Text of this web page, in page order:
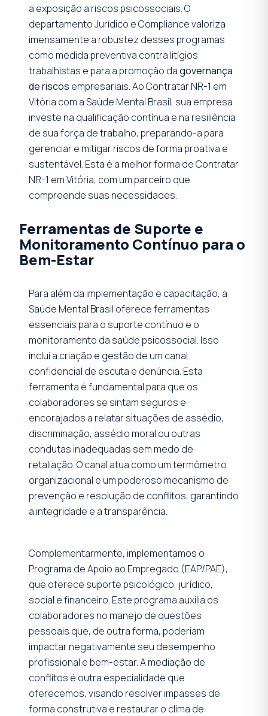
a exposição a riscos psicossociais. O
departamento Jurídico e Compliance valoriza
imensamente a robustez desses programas
como medida preventiva contra litígios
trabalhistas e para a promoção dagovernança
de riscos empresariais. Ao Contratar NR-1 em
Vitória com a Saúde Mental Brasil, sua empresa
investe na qualificação contínua e na resiliência
de sua força de trabalho, preparando-a para
gerenciar e mitigar riscos de forma proativa e
sustentável. Esta é a melhor forma de Contratar
NR-1 em Vitória, com um parceiro que
compreende suas necessidades.
Ferramentas de Suporte e
Monitoramento Contínuo para o
Bem-Estar
Para além da implementação e capacitação, a
Saúde Mental Brasil oferece ferramentas
essenciais para o suporte contínuo e o
monitoramento da saúde psicossocial. Isso
inclui a criação e gestão de um canal
confidencial de escuta e denúncia. Esta
ferramenta é fundamental para que os
colaboradores se sintam seguros e
encorajados a relatar situações de assédio,
discriminação, assédio moral ou outras
condutas inadequadas sem medo de
retaliação. O canal atua como um termômetro
organizacional e um poderoso mecanismo de
prevenção e resolução de conflitos, garantindo
a integridade e a transparência.
Complementarmente, implementamos o
Programa de Apoio ao Empregado (EAP/PAE),
que oferece suporte psicológico, jurídico,
social e financeiro. Este programa auxilia os
colaboradores no manejo de questões
pessoais que, de outra forma, poderiam
impactar negativamente seu desempenho
profissional e bem-estar. A mediação de
conflitos é outra especialidade que
oferecemos, visando resolver impasses de
forma construtiva e restaurar o clima de